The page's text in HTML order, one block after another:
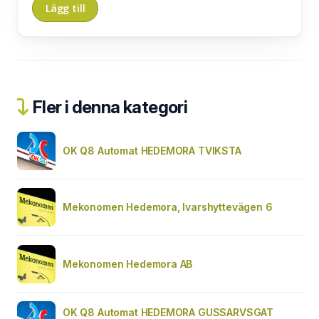
Fler i denna kategori
OK Q8 Automat HEDEMORA TVIKSTA
Mekonomen Hedemora, Ivarshyttevägen 6
Mekonomen Hedemora AB
OK Q8 Automat HEDEMORA GUSSARVSGAT